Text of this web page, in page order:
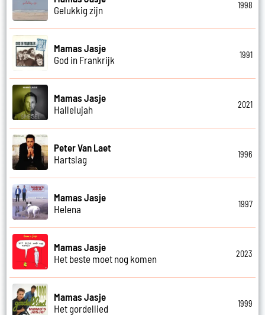
Gelukkig zijn
1998
Mamas Jasje
God in Frankrijk
1991
Mamas Jasje
Hallelujah
2021
Peter Van Laet
Hartslag
1996
Mamas Jasje
Helena
1997
Mamas Jasje
Het beste moet nog komen
2023
Mamas Jasje
Het gordellied
1999